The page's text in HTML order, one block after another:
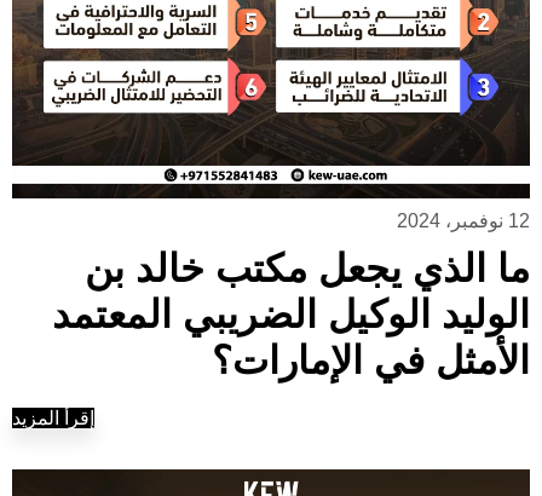
12 نوفمبر، 2024
ما الذي يجعل مكتب خالد بن
الوليد الوكيل الضريبي المعتمد
الأمثل في الإمارات؟
إقرأ المزيد